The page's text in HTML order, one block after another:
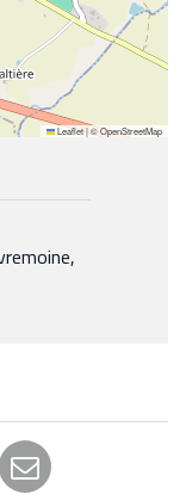
Leaflet|©OpenStreetMap